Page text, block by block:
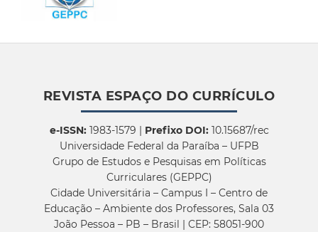
REVISTA ESPAÇO DO CURRÍCULO
e-ISSN:1983-1579 | Prefixo DOI:10.15687/rec
Universidade Federal da Paraíba – UFPB
Grupo de Estudos e Pesquisas em Políticas
Curriculares (GEPPC)
Cidade Universitária – Campus I – Centro de
Educação – Ambiente dos Professores, Sala 03
João Pessoa – PB – Brasil | CEP: 58051-900